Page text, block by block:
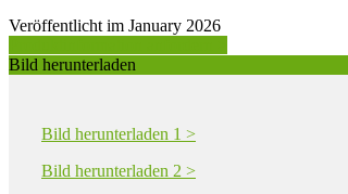
Veröffentlicht im January 2026
Bild herunterladen
Bild herunterladen 1 >
Bild herunterladen 2 >